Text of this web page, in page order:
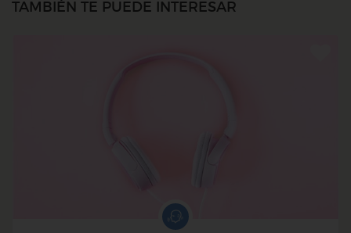
TAMBIÉN TE PUEDE INTERESAR